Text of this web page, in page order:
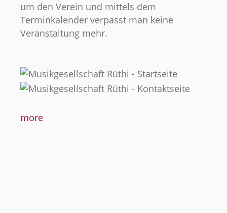
um den Verein und mittels dem
Terminkalender verpasst man keine
Veranstaltung mehr.
more